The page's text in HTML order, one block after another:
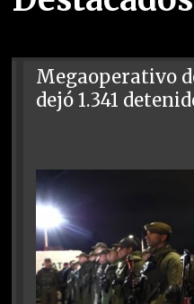
Megaoperativo
dejó 1.341